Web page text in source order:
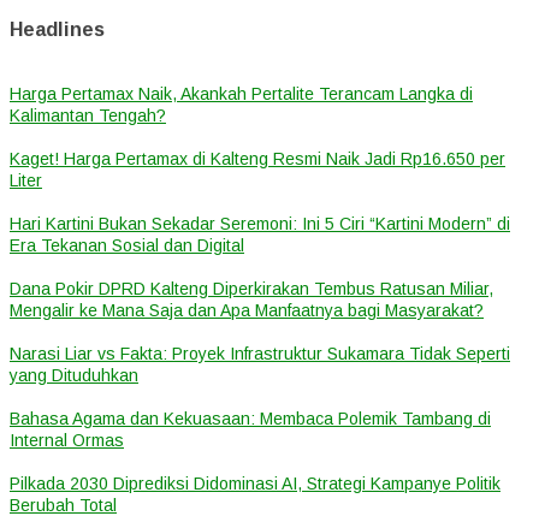
Headlines
Harga Pertamax Naik, Akankah Pertalite Terancam Langka di
Kalimantan Tengah?
Kaget! Harga Pertamax di Kalteng Resmi Naik Jadi Rp16.650 per
Liter
Hari Kartini Bukan Sekadar Seremoni: Ini 5 Ciri “Kartini Modern” di
Era Tekanan Sosial dan Digital
Dana Pokir DPRD Kalteng Diperkirakan Tembus Ratusan Miliar,
Mengalir ke Mana Saja dan Apa Manfaatnya bagi Masyarakat?
Narasi Liar vs Fakta: Proyek Infrastruktur Sukamara Tidak Seperti
yang Dituduhkan
Bahasa Agama dan Kekuasaan: Membaca Polemik Tambang di
Internal Ormas
Pilkada 2030 Diprediksi Didominasi AI, Strategi Kampanye Politik
Berubah Total